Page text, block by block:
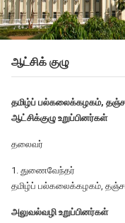
ஆட்சிக் குழு
தமிழ்ப் பல்கலைக்கழகம்,
ஆட்சிக்குழு உறுப்பினர்கள்
தலைவர்
1. துணைவேந்தர்
தமிழ்ப் பல்கலைக்கழகம்,
அலுவல்வழி உறுப்பினர்கள்